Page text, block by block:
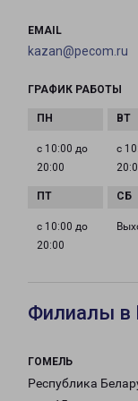
EMAIL
kazan@pecom.ru
ГРАФИК РАБОТЫ
с 10:00 до
20:00
с
с 10:00 до
20:00
Филиалы в
ГОМЕЛЬ
Республика